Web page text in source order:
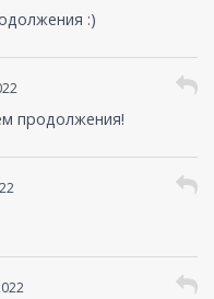
:)
продолжения!